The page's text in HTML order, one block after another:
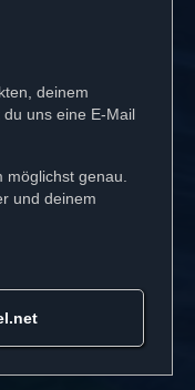
deinem
uns eine E-Mail
genau.
und deinem